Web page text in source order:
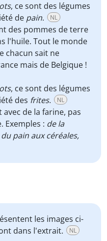
, ce sont des légumes
de pain. NL
des pommes de terre
l'huile. Tout le monde
chacun sait ne
mais de Belgique !
, ce sont des légumes
des frites. NL
avec de la farine, pas
Exemples : de la
pain aux céréales,
les images ci-
dans l'extrait.
NL